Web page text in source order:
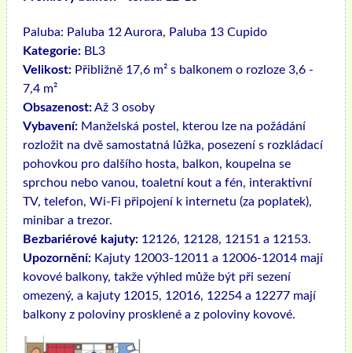
Paluba: Paluba 12 Aurora, Paluba 13 Cupido
Kategorie: BL3
Velikost: Přibližně 17,6 m² s balkonem o rozloze 3,6 -
7,4 m²
Obsazenost:Až 3 osoby
Vybavení: Manželská postel, kterou lze na požádání
rozložit na dvě samostatná lůžka, posezení s rozkládací
pohovkou pro dalšího hosta, balkon, koupelna se
sprchou nebo vanou, toaletní kout a fén, interaktivní
TV, telefon, Wi-Fi připojení k internetu (za poplatek),
minibar a trezor.
Bezbariérové ​​kajuty: 12126, 12128, 12151 a 12153.
Upozornění: Kajuty 12003-12011 a 12006-12014 mají
kovové balkony, takže výhled může být při sezení
omezený, a kajuty 12015, 12016, 12254 a 12277 mají
balkony z poloviny prosklené a z poloviny kovové.